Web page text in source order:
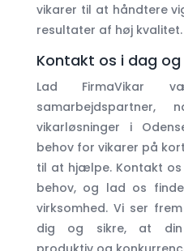
vikarer til at håndtere
resultater af høj kvalitet.
Kontakt os i dag
Lad FirmaVikar
vikarløsninger i
behov for vikarer på
til at hjælpe. Kontakt
behov, og lad os
virksomhed. Vi ser
dig og sikre, at din